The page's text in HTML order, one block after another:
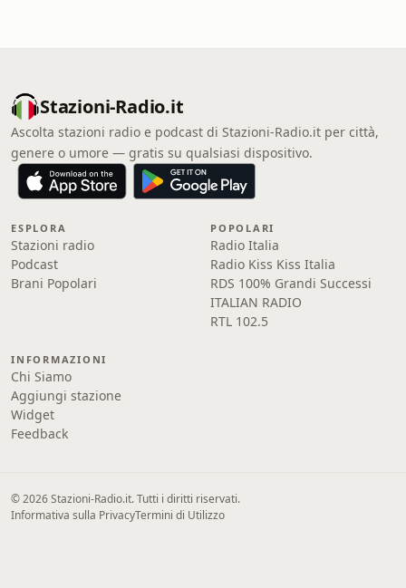
Stazioni-Radio.it
Ascolta stazioni radio e podcast di Stazioni-Radio.it per città,
genere o umore — gratis su qualsiasi dispositivo.
ESPLORA
Stazioni radio
Podcast
Brani Popolari
POPOLARI
Radio Italia
Radio Kiss Kiss Italia
RDS 100% Grandi Successi
ITALIAN RADIO
RTL 102.5
INFORMAZIONI
Chi Siamo
Aggiungi stazione
Widget
Feedback
© 2026 Stazioni-Radio.it. Tutti i diritti riservati.
Informativa sulla PrivacyTermini di Utilizzo